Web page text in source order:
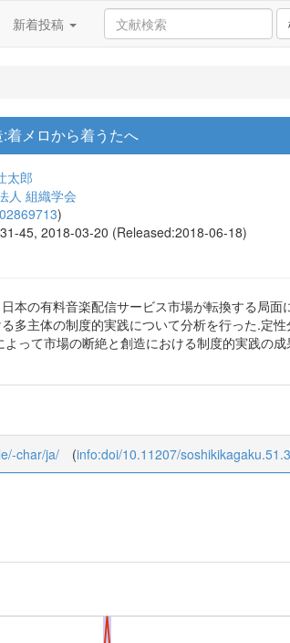
新着投稿
着メロから着うたへ
太郎
人 組織学会
)
45, 2018-03-20 (Released:2018-06-18)
本の有料音楽配信サービス市場が転換する局
多主体の制度的実践について分析を行った.定
って市場の断絶と創造における制度的実践の
char/ja/ (info:doi/10.11207/